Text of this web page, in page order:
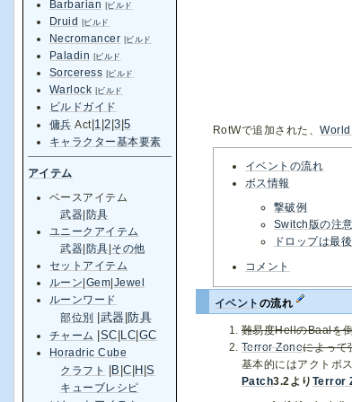
RotWで追加された、
イベントの流れ
ボス情報
撃破例
Switch版の注
ドロップは最
コメント
イベント の流れ
難易度HellのBaalを
Terror Zoneによって
基本的にはアクトボ
Patch3.2より Terror
Barbarian ビルド
Druid ビルド
Necromancer ビルド
Paladin ビルド
Sorceress ビルド
Warlock ビルド
ビルドガイド
傭兵 Act| 1 |2 |3 |5
キャラクター基本要素
アイテム
ベースアイテム
武器 防具
ユニークアイテム
武器 防具 その他
セットアイテム
ルーン Gem Jewel
ルーンワード
部位別
武器 防具
チャーム SC LC GC
Horadric Cube
クラフト
B |C H |S
キューブレシピ